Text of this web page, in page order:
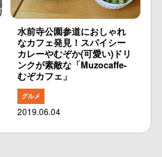
水前寺公園参道におしゃれ
なカフェ発見！スパイシー
カレーやむぞか(可愛い)ドリ
ンクが素敵な「Muzocaffe-
むぞカフェ」
グルメ
2019.06.04